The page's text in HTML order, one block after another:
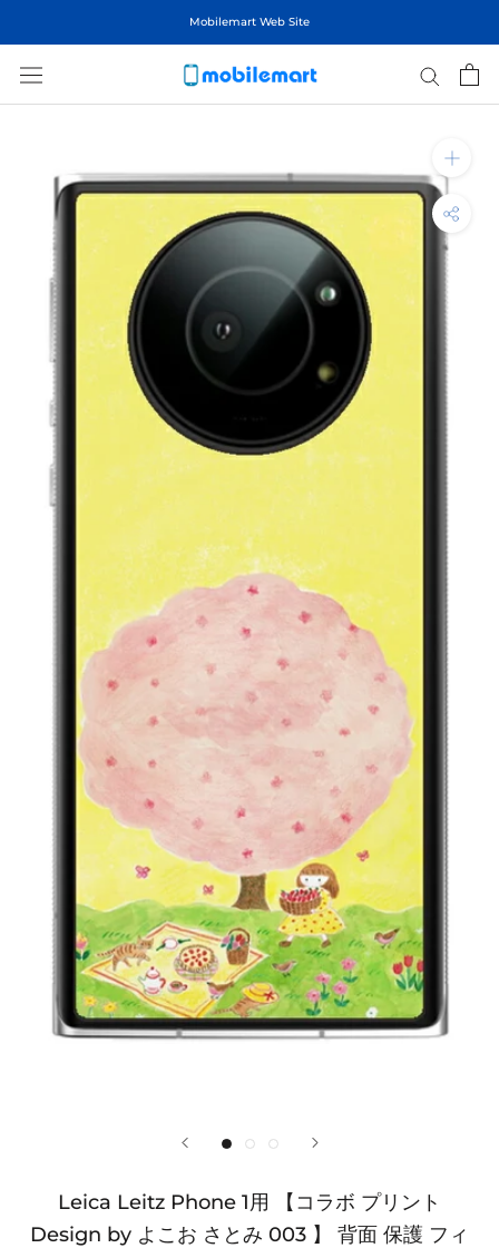
Mobilemart Web Site
Leica Leitz Phone 1用 【コラボ プリント
Design by よこお さとみ 003 】 背面 保護 フィ